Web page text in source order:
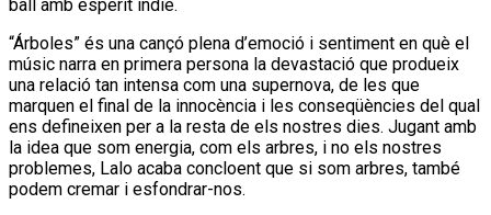
ball amb esperit indie.
“Árboles” és una cançó plena d’emoció i sentiment en què el
músic narra en primera persona la devastació que produeix
una relació tan intensa com una supernova, de les que
marquen el final de la innocència i les conseqüències del qual
ens defineixen per a la resta de els nostres dies. Jugant amb
la idea que som energia, com els arbres, i no els nostres
problemes, Lalo acaba concloent que si som arbres, també
podem cremar i esfondrar-nos.